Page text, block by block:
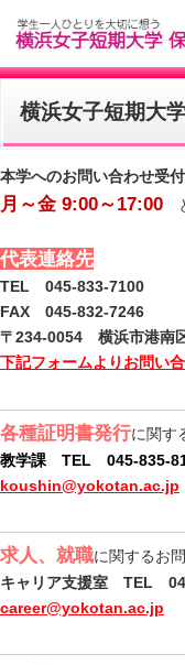
横浜女子短期大
本学へのお問い合わせ受
月～金 9:00～17:00
代表連絡先
TEL 045-833-7100
FAX 045-832-7246
〒234-0054 横浜市港南
下記フォームよりお問い
各種証明書発行に関す
教学課 TEL 045-835-
koushin@yokotan.ac.jp
求人、就職に関するお
キャリア支援室 TEL
career@yokotan.ac.jp